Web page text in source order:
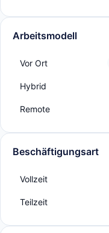
Arbeitsmodell
Vor Ort
Hybrid
Remote
Beschäftigungsart
Vollzeit
Teilzeit